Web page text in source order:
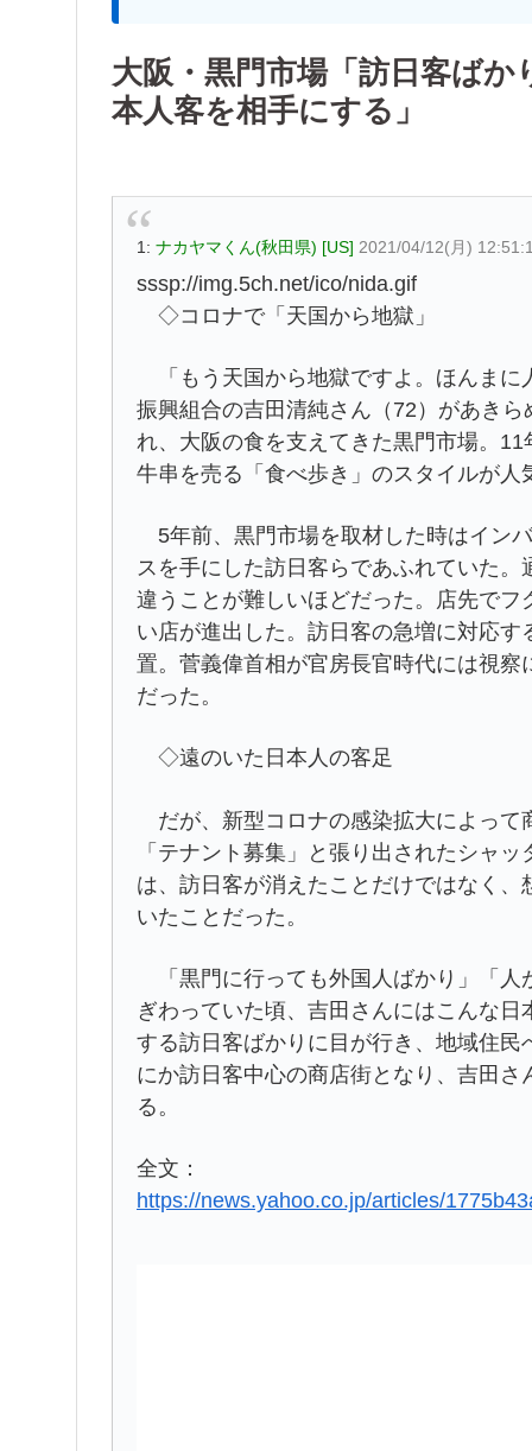
大阪・黒門市場「訪日客ば
本人客を相手にする」
1: ナカヤマくん(秋田県) [US] 2021/04/12(月)
sssp://img.5ch.net/ico/nida.gif
◇コロナで「天国から地獄」
「もう天国から地獄ですよ。ほんまに
振興組合の吉田清純さん（72）があき
れ、大阪の食を支えてきた黒門市場。
牛串を売る「食べ歩き」のスタイルが人
5年前、黒門市場を取材した時はイン
スを手にした訪日客らであふれていた
違うことが難しいほどだった。店先で
い店が進出した。訪日客の急増に対応
置。菅義偉首相が官房長官時代には視
だった。
◇遠のいた日本人の客足
だが、新型コロナの感染拡大によって
「テナント募集」と張り出されたシャ
は、訪日客が消えたことだけではなく
いたことだった。
「黒門に行っても外国人ばかり」「
ぎわっていた頃、吉田さんにはこんな
する訪日客ばかりに目が行き、地域住
にか訪日客中心の商店街となり、吉田
る。
全文：
https://news.yahoo.co.jp/articles/